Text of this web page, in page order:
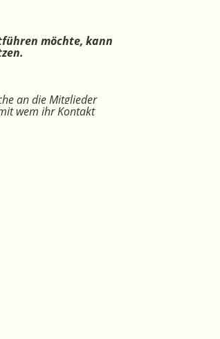
möchte, kann
an die Mitglieder
wem ihr Kontakt